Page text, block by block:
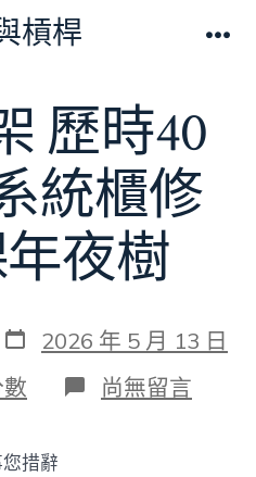
槓桿
歷時40
統櫃修
夜樹
發
表
日
期
2026 年 5 月 13 日
在
〈搭
尚無留言
措辭